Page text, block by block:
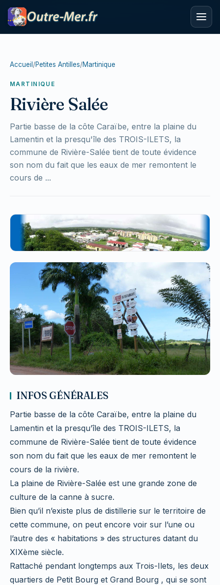
Accueil /Petites Antilles/Martinique
MARTINIQUE
Rivière Salée
Partie basse de la côte Caraïbe, entre la plaine du
Lamentin et la presqu'île des TROIS-ILETS, la
commune de Rivière-Salée tient de toute évidence
son nom du fait que les eaux de mer remontent le
cours de ...
INFOS GÉNÉRALES
Partie basse de la côte Caraïbe, entre la plaine du
Lamentin et la presqu’île des TROIS-ILETS, la
commune de Rivière-Salée tient de toute évidence
son nom du fait que les eaux de mer remontent le
cours de la rivière.
La plaine de Rivière-Salée est une grande zone de
culture de la canne à sucre.
Bien qu’il n’existe plus de distillerie sur le territoire de
cette commune, on peut encore voir sur l’une ou
l’autre des « habitations » des structures datant du
XIXème siècle.
Rattaché pendant longtemps aux Trois-Ilets, les deux
quartiers de Petit Bourg et Grand Bourg , qui se sont